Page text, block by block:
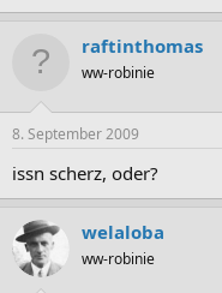
raftinthomas
ww-robinie
8. September 2009
issn scherz, oder?
welaloba
ww-robinie